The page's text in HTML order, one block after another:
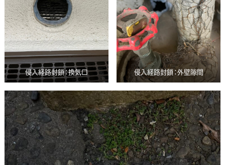
侵入経路封鎖：換気口 侵入経路封鎖：外壁隙間